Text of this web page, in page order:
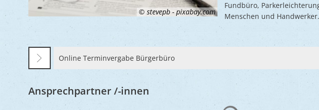
© stevepb - pixabay.com
Fundbüro,
Menschen und Handwerker.
Online Terminvergabe Bürgerbüro
Ansprechpartner /-innen